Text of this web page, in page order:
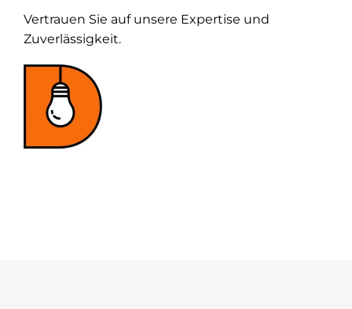
Vertrauen Sie auf unsere Expertise und
Zuverlässigkeit.